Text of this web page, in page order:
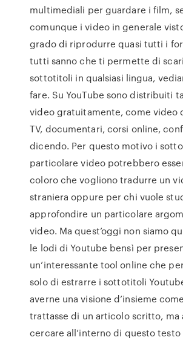
multimediali per guardare i film,
comunque i video in generale
grado di riprodurre quasi tutti i
tutti sanno che ti permette di
sottotitoli in qualsiasi lingua,
fare. Su YouTube sono distribuiti
video gratuitamente, come video
TV, documentari, corsi online,
dicendo. Per questo motivo i
particolare video potrebbero
coloro che vogliono tradurre un
straniera oppure per chi vuole
approfondire un particolare
video. Ma quest’oggi non siamo
le lodi di Youtube bensì per
un’interessante tool online che
solo di estrarre i sottotitoli
averne una visione d’insieme
trattasse di un articolo scritto, ma
cercare all’interno di questo testo